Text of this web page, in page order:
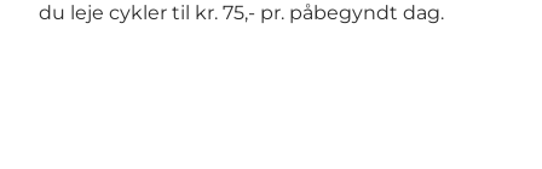
du leje cykler til kr. 75,- pr. påbegyndt dag.